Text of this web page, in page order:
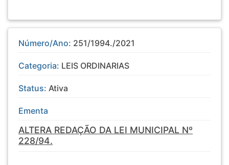
Número/Ano: 251/1994./2021
Categoria: LEIS ORDINARIAS
Status: Ativa
Ementa
ALTERA REDAÇÃO DA LEI MUNICIPAL Nº
228/94.